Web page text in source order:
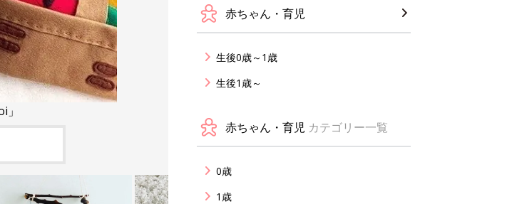
赤ちゃん・育児
生後0歳～1歳
生後1歳～
赤ちゃん・育児 カテゴリー一覧
0歳
1歳